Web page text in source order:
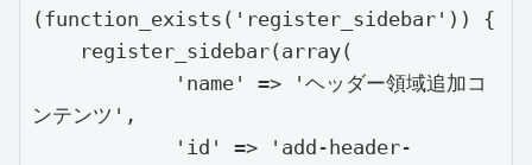
(function_exists('register_sidebar')) {
ンテンツ',